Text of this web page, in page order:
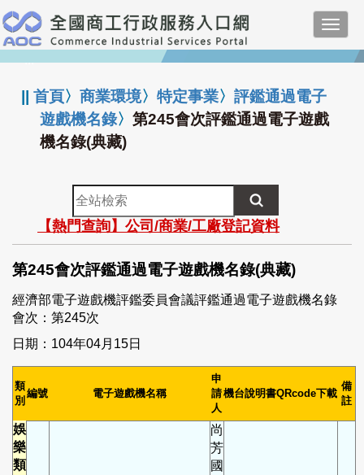
跳
到
主
要
:::
||首頁〉商業環境〉特定事業〉評鑑通過電子
遊戲機名錄〉第245會次評鑑通過電子遊戲
機名錄(典藏)
全
站
檢
索
【熱門查詢】公司/商業/工廠登記資料
第245會次評鑑通過電子遊戲機名錄(典藏)
經濟部電子遊戲機評鑑委員會議評鑑通過電子遊戲機名錄
會次：第245次
日期：104年04月15日
類
別
編號 電子遊戲機名稱
申
請
人
機台說明書QRcode下載
備
註
娛
樂
類
尚
芳
國